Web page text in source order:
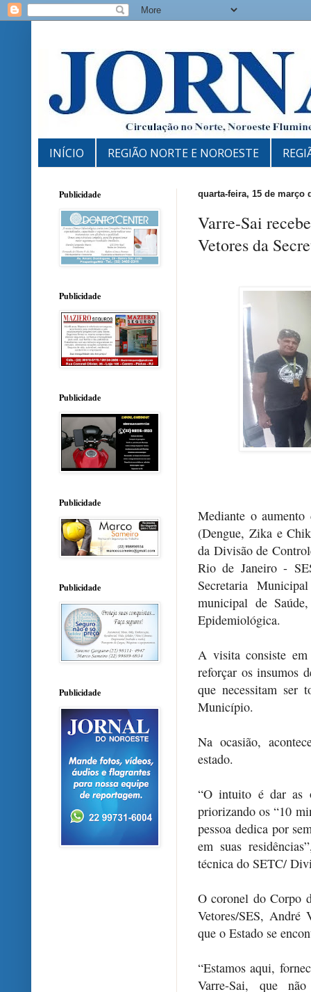
INÍCIO REGIÃO NORTE E NOROESTE
quarta-feira, 15 de março
Varre-Sai
Vetores da
Mediante o aumento
(Dengue, Zika e
da Divisão de
Rio de Janeiro -
Secretaria
municipal de
Epidemiológica.
A visita consiste
reforçar os insumos
que necessitam ser
Município.
Na ocasião,
estado.
“O intuito é dar as
priorizando os “10
pessoa dedica por
em suas
técnica do SETC/
O coronel do Corpo
Vetores/SES,
que o Estado se
“Estamos aqui,
Varre-Sai, que
Publicidade
Publicidade
Publicidade
Publicidade
Publicidade
Publicidade